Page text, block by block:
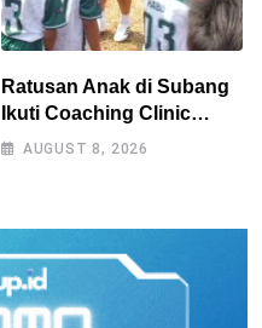
Ratusan Anak di Subang
Ikuti Coaching Clinic
Bersama Legenda Persib
AUGUST 8, 2026